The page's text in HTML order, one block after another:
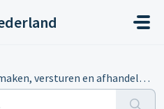
versturen en afhandelen)